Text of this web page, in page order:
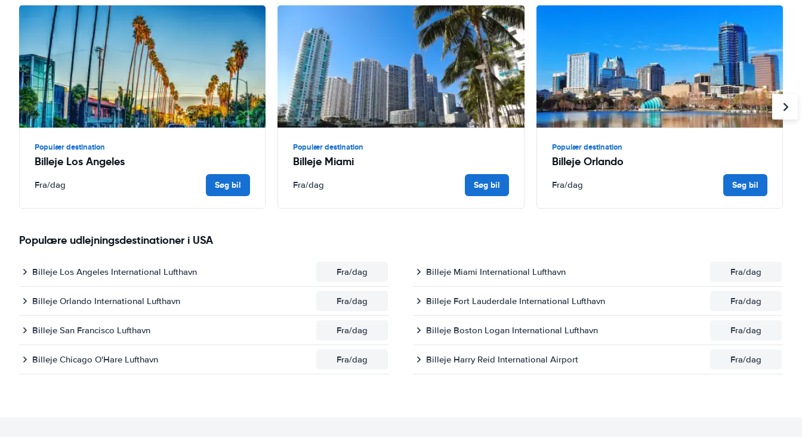
Populær destination
Billeje Los Angeles
Fra/dag Søg bil
Populær destination
Billeje Miami
Fra/dag Søg bil
Populær destination
Billeje Orlando
Fra/dag Søg bil
Populære udlejningsdestinationer i USA
Billeje Los Angeles International Lufthavn Fra/dag Billeje Miami International Lufthavn Fra/dag
Billeje Orlando International Lufthavn Fra/dag Billeje Fort Lauderdale International Lufthavn Fra/dag
Billeje San Francisco Lufthavn Fra/dag Billeje Boston Logan International Lufthavn Fra/dag
Billeje Chicago O'Hare Lufthavn Fra/dag Billeje Harry Reid International Airport Fra/dag